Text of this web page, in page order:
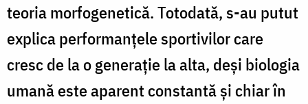
teoria morfogenetică. Totodată, s-au putut
explica performanţele sportivilor care
cresc de la o generaţie la alta, deşi biologia
umană este aparent constantă şi chiar în